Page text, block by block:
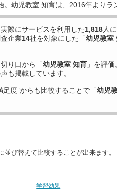
。幼児教室 知育は、2016年よりラ
際にサービスを利用した1,818人
企業14社を対象にした「幼児教室
り口から「幼児教室 知育 」を評
も掲載しています。
度”からも比較することで「幼児
び替えて比較することが出来ます。
学習効果